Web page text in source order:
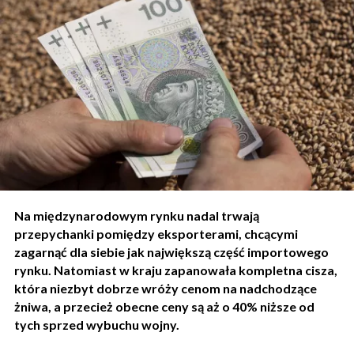
Na międzynarodowym rynku nadal trwają
przepychanki pomiędzy eksporterami, chcącymi
zagarnąć dla siebie jak największą część importowego
rynku. Natomiast w kraju zapanowała kompletna cisza,
która niezbyt dobrze wróży cenom na nadchodzące
żniwa, a przecież obecne ceny są aż o 40% niższe od
tych sprzed wybuchu wojny.